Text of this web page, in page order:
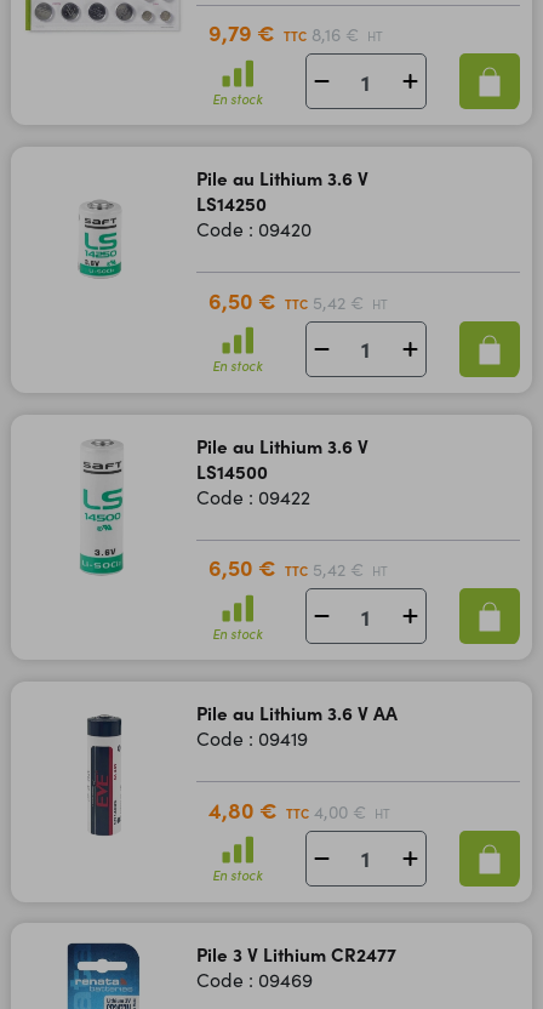
9,79 € TTC 8,16 € HT
En stock
Pile au Lithium 3.6 V
LS14250
Code : 09420
6,50 € TTC 5,42 € HT
En stock
Pile au Lithium 3.6 V
LS14500
Code : 09422
6,50 € TTC 5,42 € HT
En stock
Pile au Lithium 3.6 V AA
Code : 09419
4,80 € TTC 4,00 € HT
En stock
Pile 3 V Lithium CR2477
Code : 09469